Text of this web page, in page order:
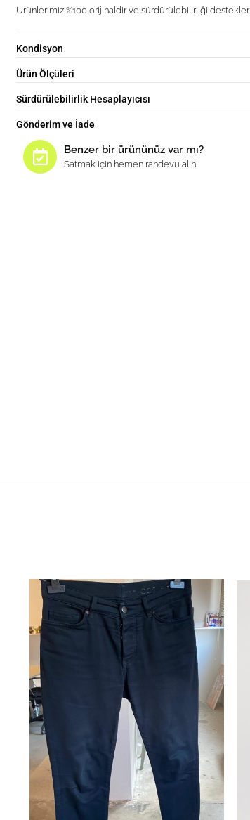
Ürünlerimiz %100 orijinaldir ve sürdürülebilirliği destekler
Kondisyon
Ürün Ölçüleri
Sürdürülebilirlik Hesaplayıcısı
Gönderim ve İade
Benzer bir ürününüz var mı?
Satmak için hemen randevu alın